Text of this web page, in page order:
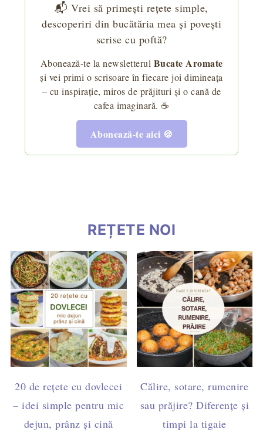
📬 Vrei să primești rețete simple,
descoperiri din bucătăria mea și povești
scrise cu poftă?
Abonează-te la newsletterul Bucate Aromate
și vei primi o scrisoare în fiecare joi dimineața
– cu inspirație, miros de prăjituri și o cană de
cafea imaginară. ☕
Abonează-te aici 🍪
REȚETE NOI
20 de rețete cu dovlecei
– idei simple pentru mic
dejun, prânz și cină
Călire, sotare, rumenire
sau prăjire? Diferențe și
timpi la tigaie